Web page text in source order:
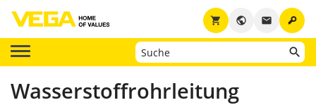
key
email
public
shopping_cart
Wasserstoffrohrleitung